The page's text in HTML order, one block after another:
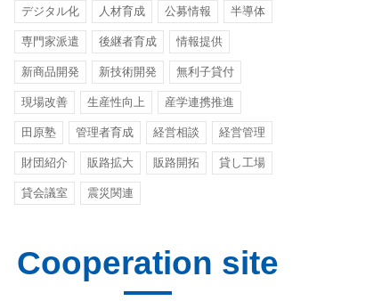
デジタル化 人材育成 公募情報 半導体
専門家派遣 後継者育成 情報提供
新商品開発 新技術開発 無利子貸付
現場改善 生産性向上 産学連携推進
田原塾 管理者育成 経営相談 経営管理
財団紹介 販路拡大 販路開拓 貸し工場
貸会議室 震災関連
Cooperation site